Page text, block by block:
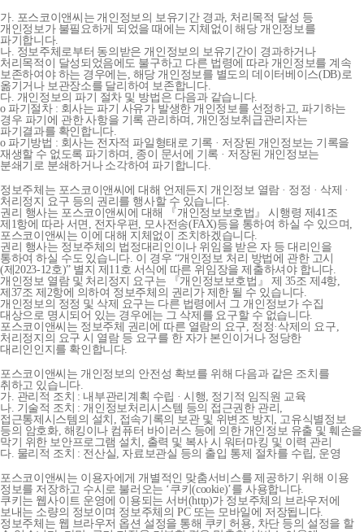
가. 포스코이앤씨는 개인정보의 보유기간 경과, 처리목적 달성 등
개인정보가 불필요하게 되었을 때에는 지체없이 해당 개인정보를
파기합니다.
나. 정보주체로부터 동의받은 개인정보의 보유기간이 경과하거나
처리목적이 달성되었음에도 불구하고 다른 법령에 따라 개인정보를 계속
보존하여야 하는 경우에는, 해당 개인정보를 별도의 데이터베이스(DB)로
옮기거나 보관장소를 달리하여 보존합니다.
다. 개인정보의 파기 절차 및 방법은 다음과 같습니다.
o 파기절차 : 회사는 파기 사유가 발생한 개인정보를 선정하고, 파기하는
경우 파기에 관한 사항을 기록 관리하며, 개인정보취급관리자는
파기결과를 확인합니다.
o 파기방법 : 회사는 전자적 파일형태로 기록 · 저장된 개인정보는 기록을
재생할 수 없도록 파기하며, 종이 문서에 기록 · 저장된 개인정보는
분쇄기로 분쇄하거나 소각하여 파기합니다.
정보주체는 포스코이앤씨에 대해 언제든지 개인정보 열람 · 정정 · 삭제 ·
처리정지 요구 등의 권리를 행사할 수 있습니다.
권리 행사는 포스코이앤씨에 대해 『개인정보보호법』 시행령 제41조
제1항에 따라 서면, 전자우편, 모사전송(FAX)등을 통하여 하실 수 있으며,
포스코이앤씨는 이에 대해 지체없이 조치하겠습니다.
권리 행사는 정보주체의 법정대리인이나 위임을 받은 자 등 대리인을
통하여 하실 수도 있습니다. 이 경우 “개인정보 처리 방법에 관한 고시
(제2023-12호)” 별지 제11호 서식에 따른 위임장을 제출하셔야 합니다.
개인정보 열람 및 처리정지 요구는 『개인정보보호법』 제 35조 제4항,
제37조 제2항에 의하여 정보주체의 권리가 제한 될 수 있습니다.
개인정보의 정정 및 삭제 요구는 다른 법령에서 그 개인정보가 수집
대상으로 명시되어 있는 경우에는 그 삭제를 요구할 수 없습니다.
포스코이앤씨는 정보주체 권리에 따른 열람의 요구, 정정·삭제의 요구,
처리정지의 요구 시 열람 등 요구를 한 자가 본인이거나 정당한
대리인인지를 확인합니다.
포스코이앤씨는 개인정보의 안전성 확보를 위해 다음과 같은 조치를
취하고 있습니다.
가. 관리적 조치 : 내부관리계획 수립 · 시행, 정기적 임직원 교육
나. 기술적 조치 : 개인정보처리시스템 등의 접근권한 관리,
접근통제시스템의 설치, 접속기록의 보관 및 위변조 방지, 고유식별정보
등의 암호화, 해킹이나 컴퓨터 바이러스 등에 의한 개인정보 유출 및 훼손을
막기 위한 보안프로그램 설치, 출력 및 복사 시 워터마킹 및 이력 관리
다. 물리적 조치 : 전산실, 자료보관실 등의 출입 통제 절차를 수립, 운영
포스코이앤씨는 이용자에게 개별적인 맞춤서비스를 제공하기 위해 이용
정보를 저장하고 수시로 불러오는 ‘쿠키(cookie)’를 사용합니다.
쿠키는 웹사이트 운영에 이용되는 서버(http)가 정보주체의 브라우저에
보내는 소량의 정보이며 정보주체의 PC 또는 모바일에 저장됩니다.
정보주체는 웹 브라우저 옵션 설정을 통해 쿠키 허용, 차단 등의 설정을 할